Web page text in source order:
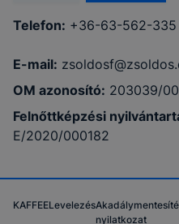
Telefon: +36-63-562-335
E-mail:
OM azonosító: 203039/
Felnőttképzési
E/2020/000182
KAFFEELevelezés
nyilatkozat